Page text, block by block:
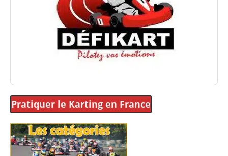
Pratiquer le Karting en France